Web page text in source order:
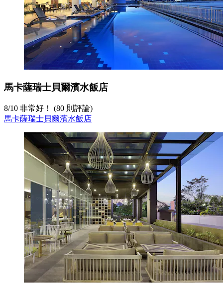
馬卡薩瑞士貝爾濱水飯店
8/10 非常好！ (80 則評論)
馬卡薩瑞士貝爾濱水飯店